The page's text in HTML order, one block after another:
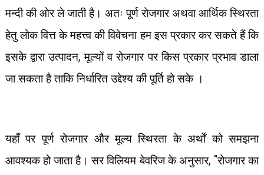
मन्दी की ओर ले जाती है। अतः पूर्ण रोजगार अथवा आर्थिक स्थिरता
हेतु लोक वित्त के महत्त्व की विवेचना हम इस प्रकार कर सकते हैं कि
इसके द्वारा उत्पादन,मूल्यों व रोजगार पर किस प्रकार प्रभाव डाला
जा सकता है ताकि निर्धारित उद्देश्य की पूर्ति हो सके ।
यहाँ पर पूर्ण रोजगार और मूल्य स्थिरता के अर्थों को समझना
आवश्यक हो जाता है। सर विलियम बेवरिज के अनुसार, "रोजगार का